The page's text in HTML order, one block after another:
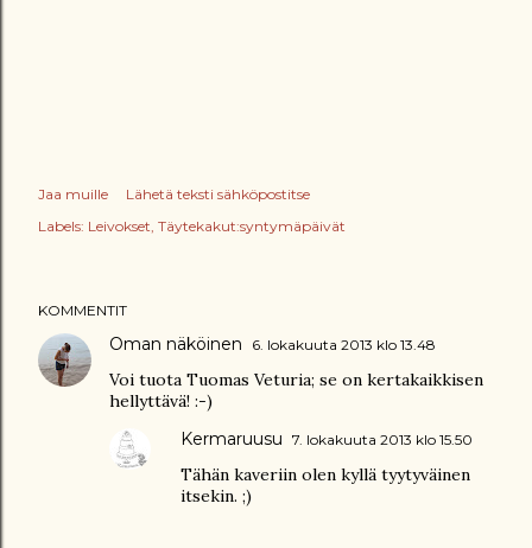
Jaa muille
Lähetä teksti sähköpostitse
Labels: Leivokset Täytekakut:syntymäpäivät
KOMMENTIT
Oman näköinen 6. lokakuuta 2013 klo 13.48
Voi tuota Tuomas Veturia; se on kertakaikkisen
hellyttävä! :-)
Kermaruusu 7. lokakuuta 2013 klo 15.50
Tähän kaveriin olen kyllä tyytyväinen
itsekin. ;)